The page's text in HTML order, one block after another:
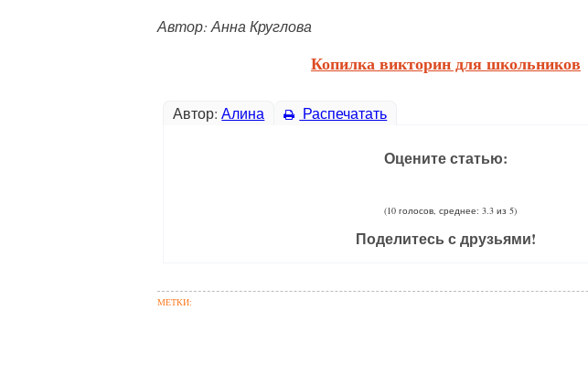
Автор: Анна Круглова
Копилка викторин для школьников
Автор:Алина Распечатать
Оцените статью:
(10 голосов, среднее: 3.3 из 5)
Поделитесь с друзьями!
МЕТКИ: